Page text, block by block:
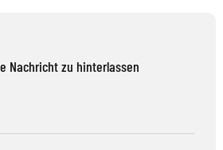
Nachricht zu hinterlassen